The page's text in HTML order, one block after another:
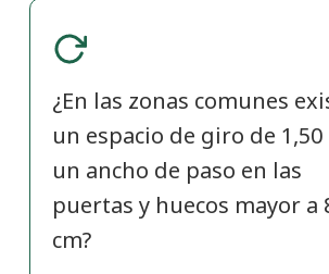
¿En las zonas comunes
un espacio de giro de 1,50
un ancho de paso en las
puertas y huecos mayor a
cm?